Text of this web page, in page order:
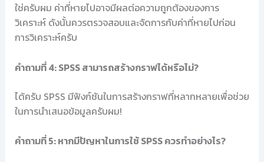
ใช่ครับผม ค่าที่หายไปอาจมีผลต่อความถูกต้องของการ
วิเคราะห์ ดังนั้นควรตรวจสอบและจัดการกับค่าที่หายไปก่อน
การวิเคราะห์ครับ
คำถามที่ 4: SPSS สามารถสร้างกราฟได้หรือไม่?
ได้ครับ SPSS มีฟังก์ชันในการสร้างกราฟที่หลากหลายเพื่อช่วย
ในการนำเสนอข้อมูลครับผม!
คำถามที่ 5: หากมีปัญหาในการใช้ SPSS ควรทำอย่างไร?